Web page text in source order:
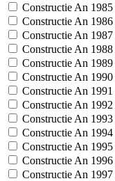
Constructie An 1985
Constructie An 1986
Constructie An 1987
Constructie An 1988
Constructie An 1989
Constructie An 1990
Constructie An 1991
Constructie An 1992
Constructie An 1993
Constructie An 1994
Constructie An 1995
Constructie An 1996
Constructie An 1997